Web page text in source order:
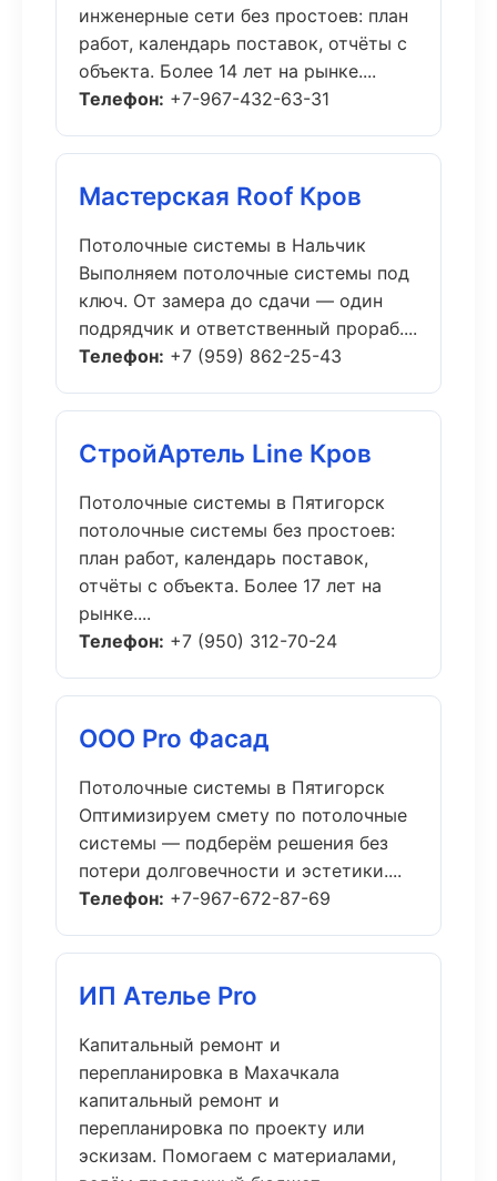
инженерные сети без простоев: план
работ, календарь поставок, отчёты с
объекта. Более 14 лет на рынке....
Телефон: +7-967-432-63-31
Мастерская Roof Кров
Потолочные системы в Нальчик
Выполняем потолочные системы под
ключ. От замера до сдачи — один
подрядчик и ответственный прораб....
Телефон: +7 (959) 862-25-43
СтройАртель Line Кров
Потолочные системы в Пятигорск
потолочные системы без простоев:
план работ, календарь поставок,
отчёты с объекта. Более 17 лет на
рынке....
Телефон: +7 (950) 312-70-24
ООО Pro Фасад
Потолочные системы в Пятигорск
Оптимизируем смету по потолочные
системы — подберём решения без
потери долговечности и эстетики....
Телефон: +7-967-672-87-69
ИП Ателье Pro
Капитальный ремонт и
перепланировка в Махачкала
капитальный ремонт и
перепланировка по проекту или
эскизам. Помогаем с материалами,